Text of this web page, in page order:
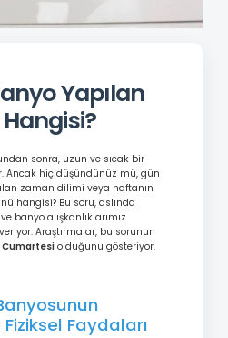
Yapılan
sonra, uzun ve sıcak bir
Ancak hiç düşündünüz mü, gün
zaman dilimi veya haftanın
hangisi? Bu soru, aslında
banyo alışkanlıklarımız
Araştırmalar, bu sorunun
Cumartesi olduğunu gösteriyor.
Faydaları